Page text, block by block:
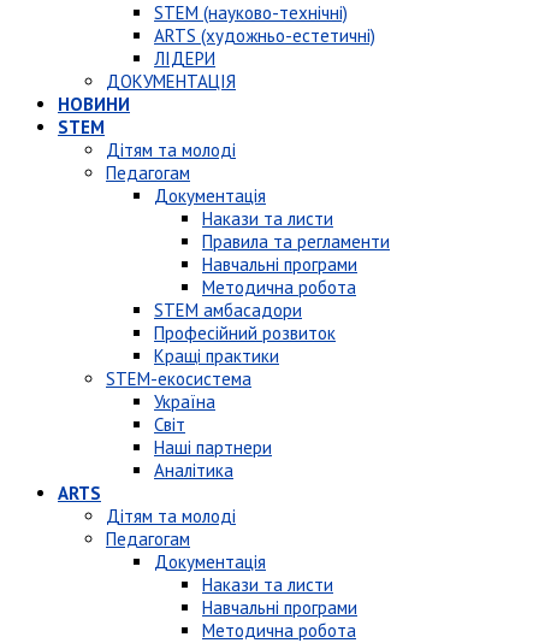
STEM (науково-технічні)
ARTS (художньо-естетичні)
ЛІДЕРИ
ДОКУМЕНТАЦІЯ
НОВИНИ
STEM
Дітям та молоді
Педагогам
Документація
Накази та листи
Правила та регламенти
Навчальні програми
Методична робота
STEM амбасадори
Професійний розвиток
Кращі практики
STEM-екосистема
Україна
Світ
Наші партнери
Аналітика
ARTS
Дітям та молоді
Педагогам
Документація
Накази та листи
Навчальні програми
Методична робота